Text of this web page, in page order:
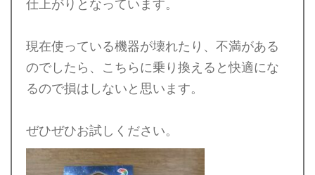
仕上がりとなっています。
現在使っている機器が壊れたり、不満がある
のでしたら、こちらに乗り換えると快適にな
るので損はしないと思います。
ぜひぜひお試しください。